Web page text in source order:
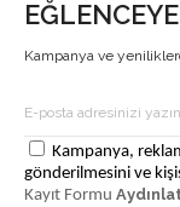
Kampanya ve
Kampanya,
gönderilmesini ve
Kayıt Formu